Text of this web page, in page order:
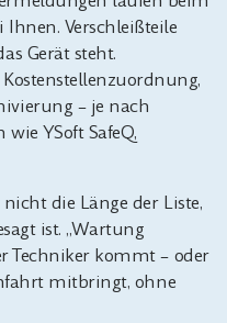
Verschleißteile
Gerät steht.
– je nach
YSoft SafeQ,
die Länge der Liste,
ist. „Wartung
Techniker kommt – oder
mitbringt, ohne